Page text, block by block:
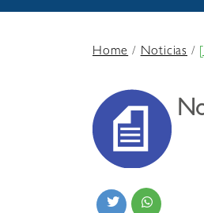
Home/Noticias /